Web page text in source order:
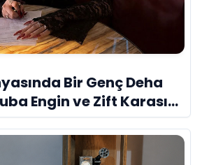
Bir Genç Deha
Engin ve Zift Karası